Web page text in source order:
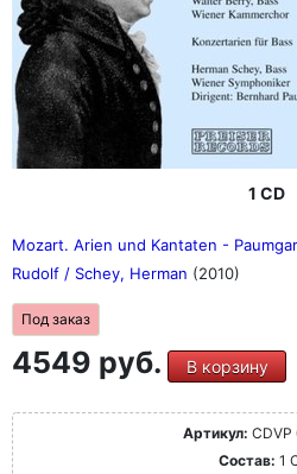
1 CD
Mozart. Arien und Kantaten -
Rudolf / Schey, Herman (2010)
Под заказ
4549 руб. В корзину
Артикул: CDVP
Состав: 1